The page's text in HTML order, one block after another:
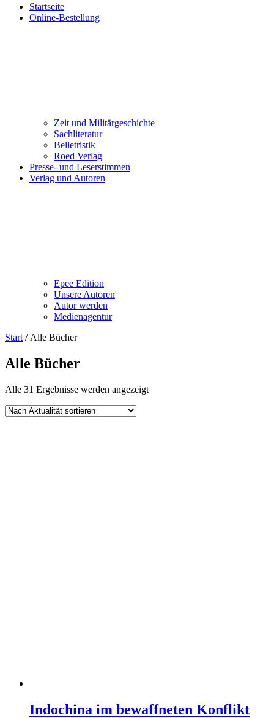
Startseite
Online-Bestellung
Zeit und Militärgeschichte
Sachliteratur
Belletristik
Roed Verlag
Presse- und Leserstimmen
Verlag und Autoren
Epee Edition
Unsere Autoren
Autor werden
Medienagentur
Start / Alle Bücher
Alle Bücher
Alle 31 Ergebnisse werden angezeigtNach
Indochina im bewaffneten Konflikt